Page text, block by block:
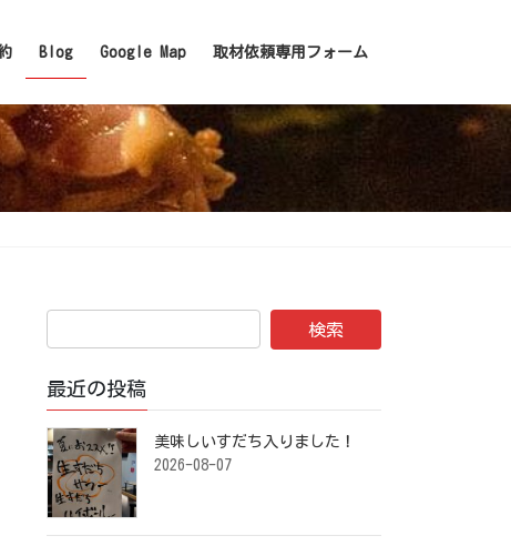
Blog Google Map 取材依頼専用フォーム
最近の投稿
美味しいすだち入りました！ ⁡
2026-08-07